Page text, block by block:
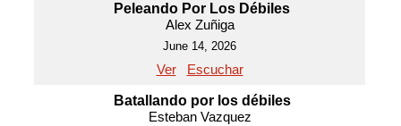
Peleando Por Los Débiles
Alex Zuñiga
June 14, 2026
Ver Escuchar
Batallando por los débiles
Esteban Vazquez